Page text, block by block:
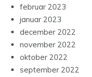
februar 2023
januar 2023
december 2022
november 2022
oktober 2022
september 2022